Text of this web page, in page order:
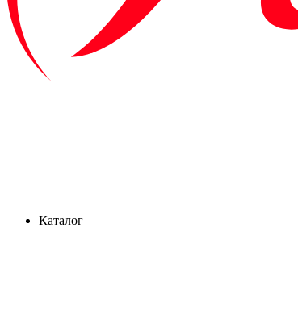
Каталог